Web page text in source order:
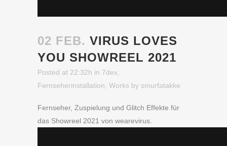
02 FEB. VIRUS LOVES
YOU SHOWREEL 2021
Posted at 22:32h in 7dex
Fernseherinstallation Works by smurfatakke
Fernseher, Zuspielung und Glitch Effekte für
das Showreel 2021 von wearevirus.